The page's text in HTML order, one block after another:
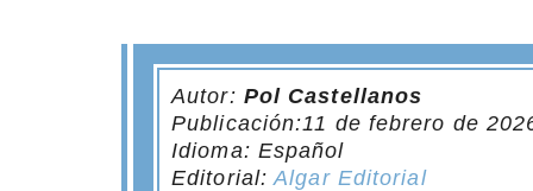
Autor: Pol Castellanos
Publicación:11 de febrero de
Idioma: Español
Editorial:Algar Editorial